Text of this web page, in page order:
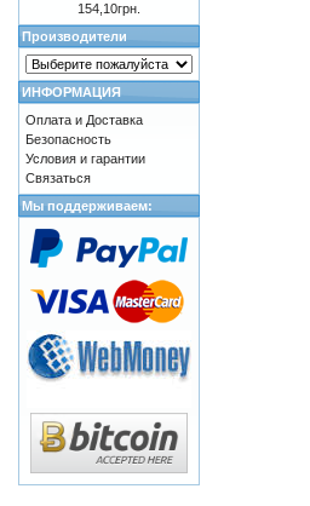
154,10грн.
Производители
ИНФОРМАЦИЯ
Оплата и Доставка
Безопасность
Условия и гарантии
Связаться
Мы поддерживаем: